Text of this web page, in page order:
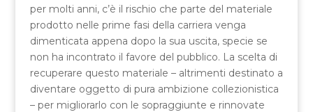
per molti anni, c’è il rischio che parte del materiale
prodotto nelle prime fasi della carriera venga
dimenticata appena dopo la sua uscita, specie se
non ha incontrato il favore del pubblico. La scelta di
recuperare questo materiale – altrimenti destinato a
diventare oggetto di pura ambizione collezionistica
– per migliorarlo con le sopraggiunte e rinnovate